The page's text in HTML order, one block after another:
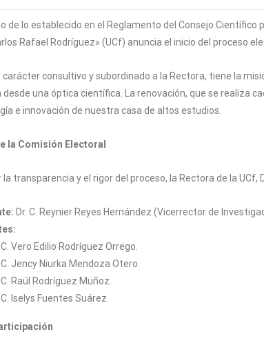
de lo establecido en el Reglamento del Consejo Científico
Rafael Rodríguez» (UCf) anuncia el inicio del proceso
carácter consultivo y subordinado a la Rectora, tiene la
desde una óptica científica. La renovación, que se realiza
e innovación de nuestra casa de altos estudios.
la Comisión Electoral
transparencia y el rigor del proceso, la Rectora de la
Dr. C. Reynier Reyes Hernández (Vicerrector de
C. Vero Edilio Rodríguez Orrego.
C. Jency Niurka Mendoza Otero.
C. Raúl Rodríguez Muñoz.
C. Iselys Fuentes Suárez.